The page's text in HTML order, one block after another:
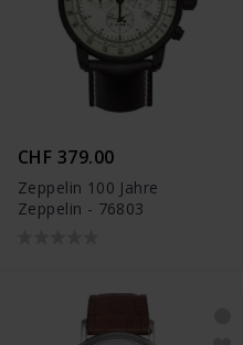
CHF 379.00
Zeppelin 100 Jahre
Zeppelin - 76803